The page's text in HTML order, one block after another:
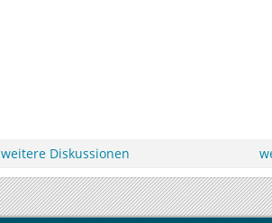
weitere Diskussionen